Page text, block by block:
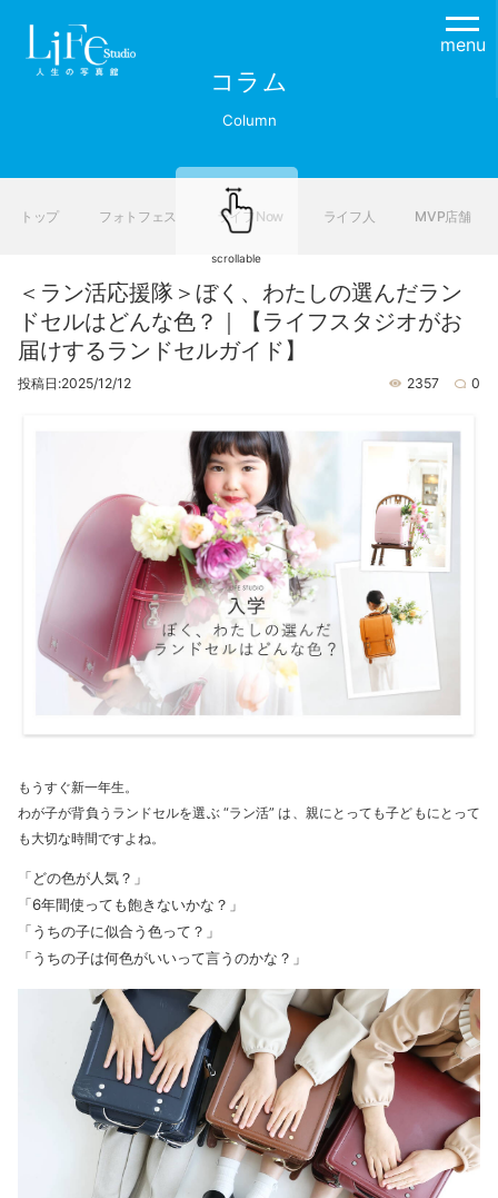
menu
コラム
Column
トップ フォトフェス ライフNow ライフ人 MVP店舗
＜ラン活応援隊＞ぼく、わたしの選んだラン
ドセルはどんな色？｜【ライフスタジオがお
届けするランドセルガイド】
投稿日:2025/12/12 2357 0
もうすぐ新一年生。
わが子が背負うランドセルを選ぶ “ラン活” は、親にとっても子どもにとって
も大切な時間ですよね。
「どの色が人気？」
「6年間使っても飽きないかな？」
「うちの子に似合う色って？」
「うちの子は何色がいいって言うのかな？」